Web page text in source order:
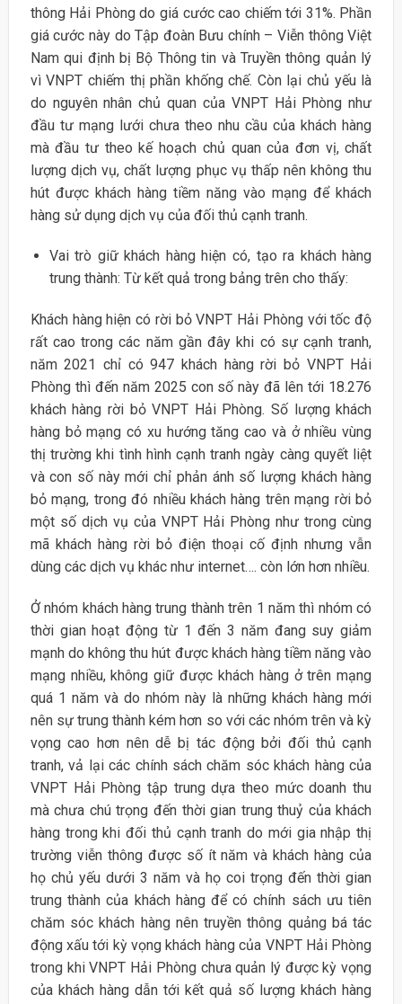
thông Hải Phòng do giá cước cao chiếm tới 31%. Phần
giá cước này do Tập đoàn Bưu chính – Viễn thông Việt
Nam qui định bị Bộ Thông tin và Truyền thông quản lý
vì VNPT chiếm thị phần khống chế. Còn lại chủ yếu là
do nguyên nhân chủ quan của VNPT Hải Phòng như
đầu tư mạng lưới chưa theo nhu cầu của khách hàng
mà đầu tư theo kế hoạch chủ quan của đơn vị, chất
lượng dịch vụ, chất lượng phục vụ thấp nên không thu
hút được khách hàng tiềm năng vào mạng để khách
hàng sử dụng dịch vụ của đối thủ cạnh tranh.
Vai trò giữ khách hàng hiện có, tạo ra khách hàng
trung thành: Từ kết quả trong bảng trên cho thấy:
Khách hàng hiện có rời bỏ VNPT Hải Phòng với tốc độ
rất cao trong các năm gần đây khi có sự cạnh tranh,
năm 2021 chỉ có 947 khách hàng rời bỏ VNPT Hải
Phòng thì đến năm 2025 con số này đã lên tới 18.276
khách hàng rời bỏ VNPT Hải Phòng. Số lượng khách
hàng bỏ mạng có xu hướng tăng cao và ở nhiều vùng
thị trường khi tình hình cạnh tranh ngày càng quyết liệt
và con số này mới chỉ phản ánh số lượng khách hàng
bỏ mạng, trong đó nhiều khách hàng trên mạng rời bỏ
một số dịch vụ của VNPT Hải Phòng như trong cùng
mã khách hàng rời bỏ điện thoại cố định nhưng vẫn
dùng các dịch vụ khác như internet…. còn lớn hơn nhiều.
Ở nhóm khách hàng trung thành trên 1 năm thì nhóm có
thời gian hoạt động từ 1 đến 3 năm đang suy giảm
mạnh do không thu hút được khách hàng tiềm năng vào
mạng nhiều, không giữ được khách hàng ở trên mạng
quá 1 năm và do nhóm này là những khách hàng mới
nên sự trung thành kém hơn so với các nhóm trên và kỳ
vọng cao hơn nên dễ bị tác động bởi đối thủ cạnh
tranh, vả lại các chính sách chăm sóc khách hàng của
VNPT Hải Phòng tập trung dựa theo mức doanh thu
mà chưa chú trọng đến thời gian trung thuỷ của khách
hàng trong khi đối thủ cạnh tranh do mới gia nhập thị
trường viễn thông được số ít năm và khách hàng của
họ chủ yếu dưới 3 năm và họ coi trọng đến thời gian
trung thành của khách hàng để có chính sách ưu tiên
chăm sóc khách hàng nên truyền thông quảng bá tác
động xấu tới kỳ vọng khách hàng của VNPT Hải Phòng
trong khi VNPT Hải Phòng chưa quản lý được kỳ vọng
của khách hàng dẫn tới kết quả số lượng khách hàng